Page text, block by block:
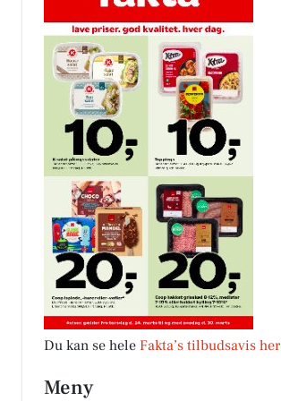
Du kan se hele Fakta’s tilbudsavis her
Meny